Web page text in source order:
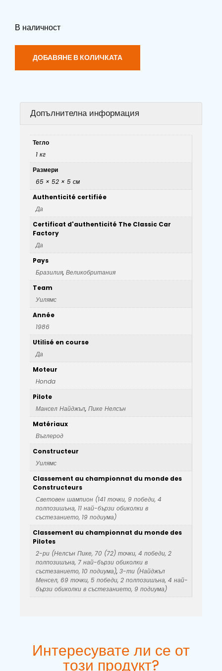
В наличност
ДОБАВЯНЕ В КОЛИЧКАТА
Допълнителна информация
Тегло
1 кг
Размери
65 × 52 × 5 см
Authenticité certifiée
Да
Certificat d'authenticité The Classic Car
Factory
Да
Pays
Бразилия, Великобритания
Team
Уилямс
Année
1986
Utilisé en course
Да
Moteur
Honda
Pilote
Мансел Найджъл, Пике Нелсън
Matériaux
Въглерод
Constructeur
Уилямс
Classement au championnat du monde des
Constructeurs
Световен шампион (141 точки, 9 победи, 4
полпозишъна, 11 най-бързи обиколки в
състезанието, 19 подиума)
Classement au championnat du monde des
Pilotes
2-ри (Нелсън Пике, 70 (72) точки, 4 победи, 2
полпозишъна, 7 най-бързи обиколки в
състезанието, 10 подиума), 3-ти (Найджъл
Менсел, 69 точки, 5 победи, 2 полпозишъна, 4 най-
бързи обиколки в състезанието, 9 подиума)
Интересувате ли се от
този продукт?